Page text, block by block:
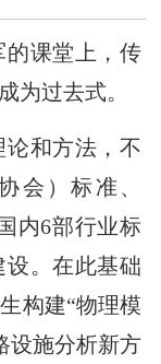
课堂上，传
为过去式。
和方法，不
会）标准、
内6部行业标
设。在此基础
构建“物理模
设施分析新方